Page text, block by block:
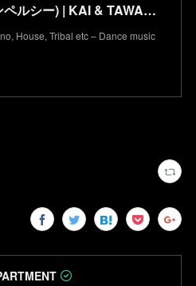
PHAN PERSIE (ファンペルシー) | KAI & TAWARA » 2013.4.20 SAT – KAI : DJ@Progressive Energy / MOVE feat. STU
House, Tribal etc – Dance music